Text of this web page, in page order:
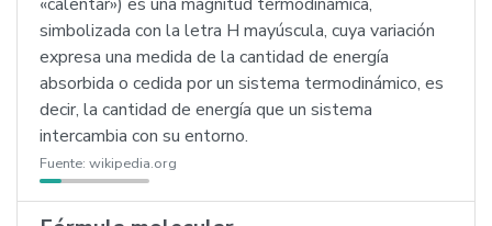
simbolizada con la letra H mayúscula, cuya variación
expresa una medida de la cantidad de energía
absorbida o cedida por un sistema termodinámico, es
decir, la cantidad de energía que un sistema
intercambia con su entorno.
Fuente: wikipedia.org